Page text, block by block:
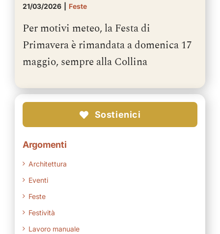
21/03/2026 Feste
Per motivi meteo, la Festa di
Primavera è rimandata a domenica 17
maggio, sempre alla Collina
Sostienici
Argomenti
Architettura
Eventi
Feste
Festività
Lavoro manuale